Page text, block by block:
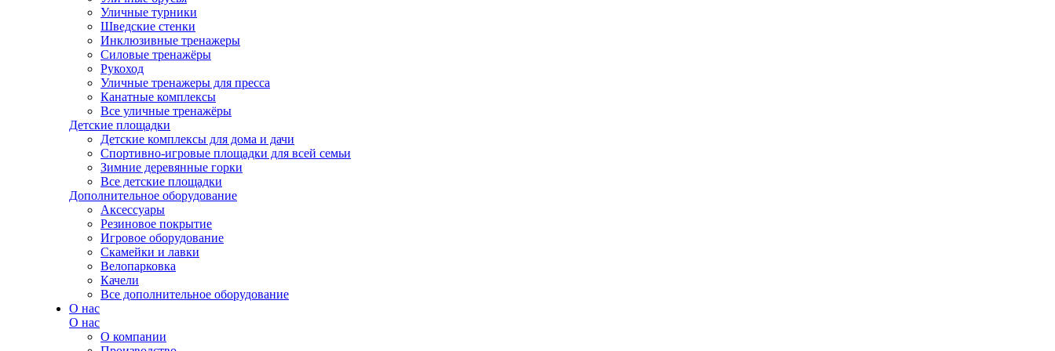
Уличные турники
Шведские стенки
Инклюзивные тренажеры
Силовые тренажёры
Рукоход
Уличные тренажеры для пресса
Канатные комплексы
Все уличные тренажёры
Детские площадки
Детские комплексы для дома и дачи
Спортивно-игровые площадки для всей семьи
Зимние деревянные горки
Все детские площадки
Дополнительное оборудование
Аксессуары
Резиновое покрытие
Игровое оборудование
Скамейки и лавки
Велопарковка
Качели
Все дополнительное оборудование
О нас
О нас
О компании